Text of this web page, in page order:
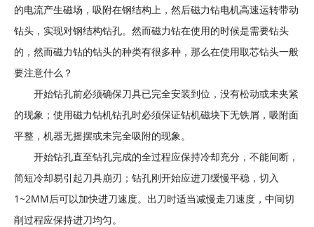
的电流产生磁场，吸附在钢结构上，然后磁力钻电机高速运转带动
钻头，实现对钢结构钻孔。然而磁力钻在使用的时候是需要钻头
的，然而磁力钻的钻头的种类有很多种，那么在使用取芯钻头一般
要注意什么？
开始钻孔前必须确保刀具已完全安装到位，没有松动或未夹紧
的现象；使用磁力钻机钻孔时必须保证钻机磁块下无铁屑，吸附面
平整，机器无摇摆或未完全吸附的现象。
开始钻孔直至钻孔完成的全过程应保持冷却充分，不能间断，
简短冷却易引起刀具崩刃；钻孔刚开始应进刀缓慢平稳，切入
1~2MM后可以加快进刀速度。出刀时适当减慢走刀速度，中间切
削过程应保持进刀均匀。